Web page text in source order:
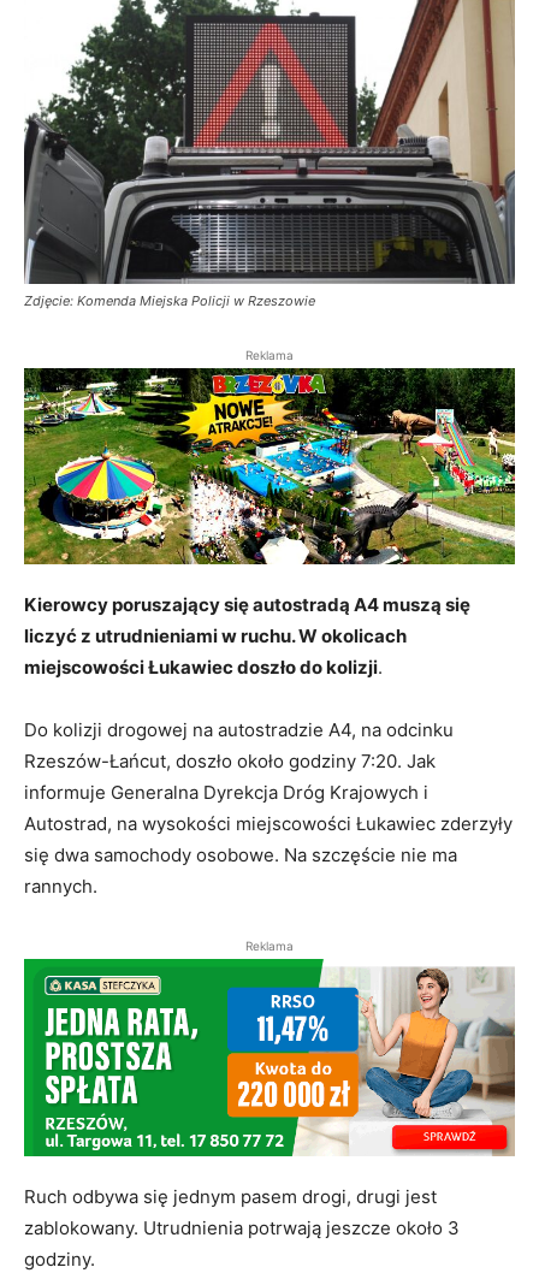
Zdjęcie: Komenda Miejska Policji w Rzeszowie
Reklama
Kierowcy poruszający się autostradą A4 muszą się
liczyć z utrudnieniami w ruchu. W okolicach
miejscowości Łukawiec doszło do kolizji.
Do kolizji drogowej na autostradzie A4, na odcinku
Rzeszów-Łańcut, doszło około godziny 7:20. Jak
informuje Generalna Dyrekcja Dróg Krajowych i
Autostrad, na wysokości miejscowości Łukawiec zderzyły
się dwa samochody osobowe. Na szczęście nie ma
rannych.
Reklama
Ruch odbywa się jednym pasem drogi, drugi jest
zablokowany. Utrudnienia potrwają jeszcze około 3
godziny.